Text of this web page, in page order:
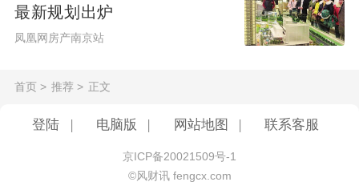
最新规划出炉
凤凰网房产南京站
首页 > 推荐 > 正文
登陆 电脑版 网站地图 联系客服
京ICP备20021509号-1
©风财讯 fengcx.com